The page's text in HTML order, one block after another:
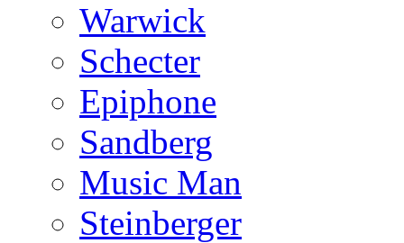
Warwick
Schecter
Epiphone
Sandberg
Music Man
Steinberger